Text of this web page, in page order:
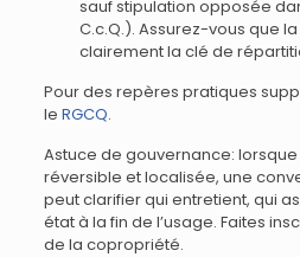
sauf stipulation opposée
C.c.Q.). Assurez-vous que
clairement la clé de
Pour des repères pratiques
le RGCQ.
Astuce de gouvernance:
réversible et localisée, une
peut clarifier qui entretient, qui
état à la fin de l’usage. Faites
de la copropriété.